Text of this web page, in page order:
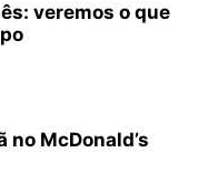
veremos o que
no McDonald’s